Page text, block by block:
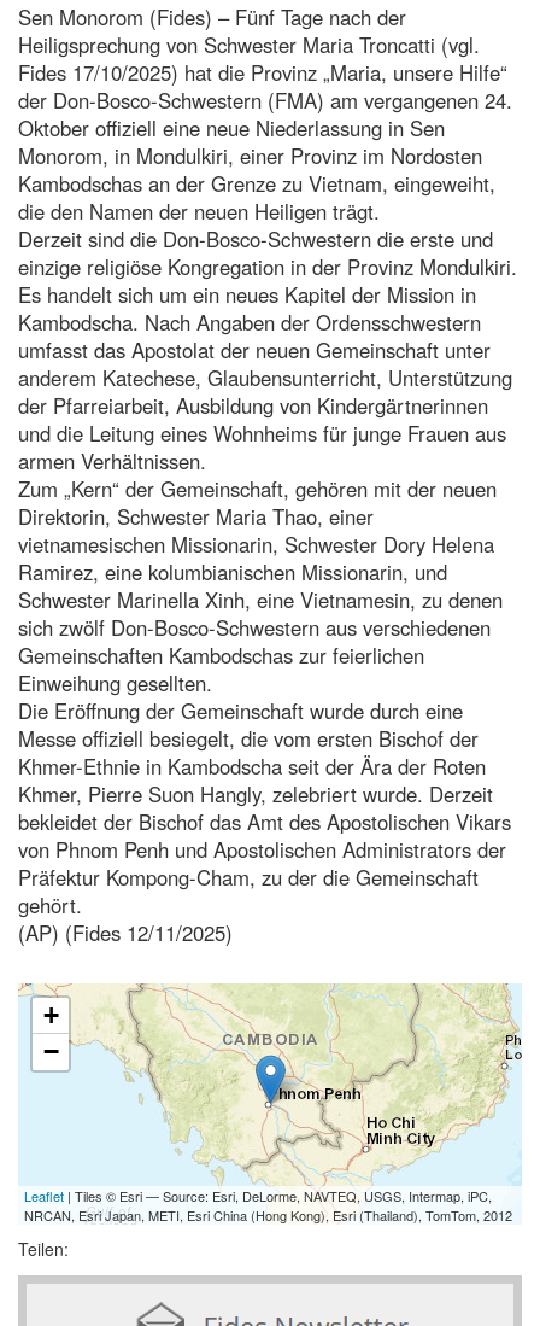
Sen Monorom (Fides) – Fünf Tage nach der
Heiligsprechung von Schwester Maria Troncatti (vgl.
Fides 17/10/2025) hat die Provinz „Maria, unsere Hilfe“
der Don-Bosco-Schwestern (FMA) am vergangenen 24.
Oktober offiziell eine neue Niederlassung in Sen
Monorom, in Mondulkiri, einer Provinz im Nordosten
Kambodschas an der Grenze zu Vietnam, eingeweiht,
die den Namen der neuen Heiligen trägt.
Derzeit sind die Don-Bosco-Schwestern die erste und
einzige religiöse Kongregation in der Provinz Mondulkiri.
Es handelt sich um ein neues Kapitel der Mission in
Kambodscha. Nach Angaben der Ordensschwestern
umfasst das Apostolat der neuen Gemeinschaft unter
anderem Katechese, Glaubensunterricht, Unterstützung
der Pfarreiarbeit, Ausbildung von Kindergärtnerinnen
und die Leitung eines Wohnheims für junge Frauen aus
armen Verhältnissen.
Zum „Kern“ der Gemeinschaft, gehören mit der neuen
Direktorin, Schwester Maria Thao, einer
vietnamesischen Missionarin, Schwester Dory Helena
Ramirez, eine kolumbianischen Missionarin, und
Schwester Marinella Xinh, eine Vietnamesin, zu denen
sich zwölf Don-Bosco-Schwestern aus verschiedenen
Gemeinschaften Kambodschas zur feierlichen
Einweihung gesellten.
Die Eröffnung der Gemeinschaft wurde durch eine
Messe offiziell besiegelt, die vom ersten Bischof der
Khmer-Ethnie in Kambodscha seit der Ära der Roten
Khmer, Pierre Suon Hangly, zelebriert wurde. Derzeit
bekleidet der Bischof das Amt des Apostolischen Vikars
von Phnom Penh und Apostolischen Administrators der
Präfektur Kompong-Cham, zu der die Gemeinschaft
gehört.
(AP) (Fides 12/11/2025)
+
−
Leaflet | Tiles © Esri — Source: Esri, DeLorme, NAVTEQ, USGS, Intermap, iPC,
NRCAN, Esri Japan, METI, Esri China (Hong Kong), Esri (Thailand), TomTom, 2012
Teilen: